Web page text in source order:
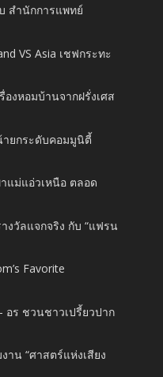
สำนักการแพทย์
VS Asia เชฟกระทะ
องหอมบ้านจากฝรั่งเศส
ายกระดับคอมมูนิตี้
แม่แอ่วเหนือ ตลอด
งวัลแจกจริง กับ “แฟรน
Favorite
อร ชวนชาวเปรี้ยวปาก
น “ศาสตร์แห่งเสียง